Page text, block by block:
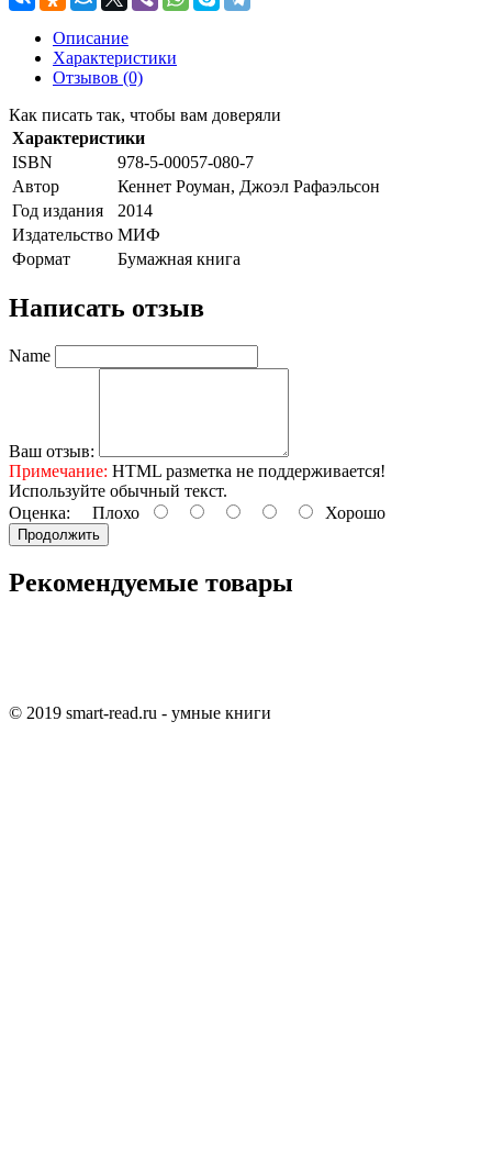
Описание
Характеристики
Отзывов (0)
Как писать так, чтобы вам доверяли
Характеристики
ISBN
978-5-00057-080-7
Автор
Кеннет Роуман, Джоэл Рафаэльсон
Год издания
2014
Издательство МИФ
Формат
Бумажная книга
Написать отзыв
Name
Ваш отзыв:
Примечание: HTML разметка не поддерживается!
Используйте обычный текст.
Оценка: Плохо Хорошо
Продолжить
Рекомендуемые товары
© 2019 smart-read.ru - умные книги